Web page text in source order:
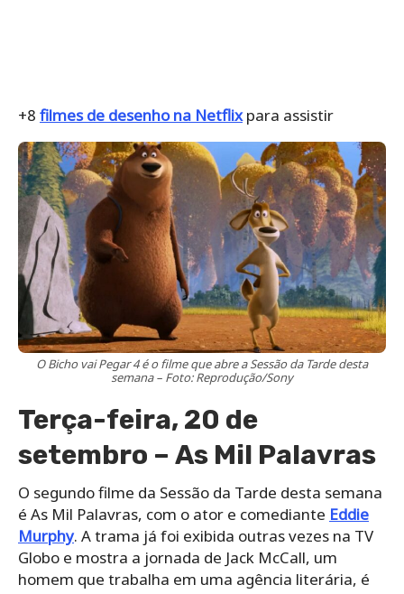
+8 filmes de desenho na Netflixpara assistir
O Bicho vai Pegar 4 é o filme que abre a Sessão da Tarde desta
semana – Foto: Reprodução/Sony
Terça-feira, 20 de
setembro – As Mil Palavras
O segundo filme da Sessão da Tarde desta semana
é As Mil Palavras, com o ator e comediante Eddie
Murphy. A trama já foi exibida outras vezes na TV
Globo e mostra a jornada de Jack McCall, um
homem que trabalha em uma agência literária, é